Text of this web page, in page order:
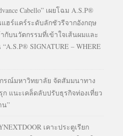
Cabello” เผยโฉม A.S.P®
แฮร์แคร์ระดับลักชัวรีจากอังกฤษ
กับนวัตกรรมที่เข้าใจเส้นผมและ
SIGNATURE – WHERE
รณ์มหาวิทยาลัย จัดสัมมนาทาง
แนะเคล็ดลับปรับธุรกิจท่องเที่ยว
น”
เคาะประตูเรียก